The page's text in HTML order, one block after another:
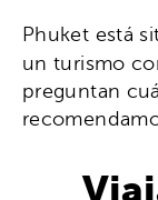
Phuket está
un turismo
preguntan